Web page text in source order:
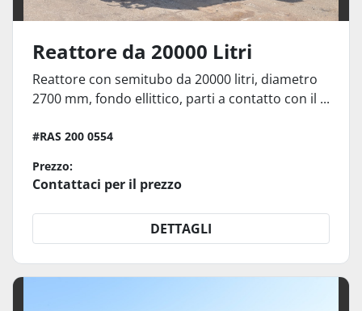
Reattore da 20000 Litri
Reattore con semitubo da 20000 litri, diametro
2700 mm, fondo ellittico, parti a contatto con il ...
#RAS 200 0554
Prezzo:
Contattaci per il prezzo
DETTAGLI